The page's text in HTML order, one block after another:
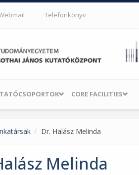
Telefonkönyv
CORE FACILITIES
Dr. Halász Melinda
Melinda